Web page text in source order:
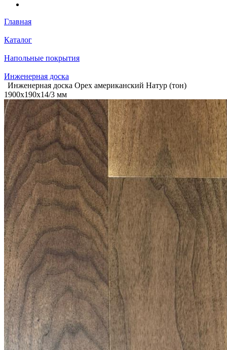
Главная
Каталог
Напольные покрытия
Инженерная доска
Инженерная доска Орех американский Натур (тон)
1900х190х14/3 мм